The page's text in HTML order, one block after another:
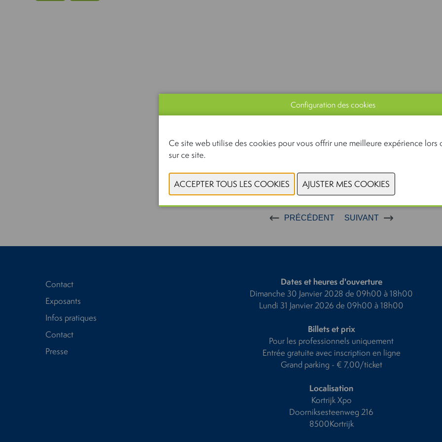
PRÉCÉDENT SUIVANT
Contact
Exposants
Infos pratiques
Contact
Presse
Dates et heures d'ouverture
Dimanche 30 Janvier 2028 de 09h00 à 18h00
Lundi 31 Janvier 2026 de 09h00 à 18h00
Billets et prix
Pour les professionnels uniquement
Entrée gratuite avec inscription en ligne
Grand parking - € 7,00/ticket
Localisation
Kortrijk Xpo
Doorniksesteenweg 216
8500Kortrijk
Configuration des cookies
Ce site web utilise des cookies pour vous offrir une meilleure expérience lors
sur ce site.